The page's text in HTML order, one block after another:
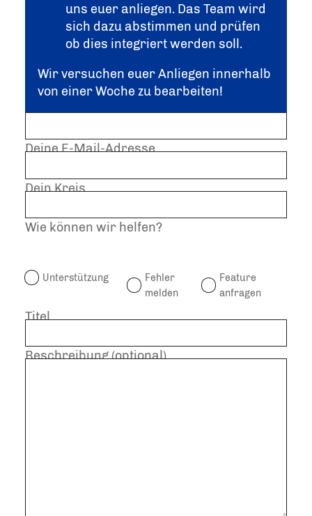
uns euer anliegen. Das Team wird
sich dazu abstimmen und prüfen
ob dies integriert werden soll.
Wir versuchen euer Anliegen innerhalb
von einer Woche zu bearbeiten!
Dein Name
Deine E-Mail-Adresse
Dein Kreis
Wie können wir helfen?
Unterstützung
Fehler
melden
Feature
anfragen
Titel
Beschreibung (optional)